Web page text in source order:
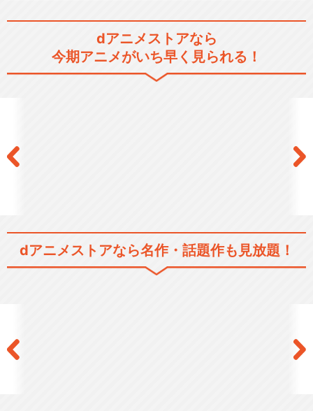
アクション/バトル
シリーズ／関連のアニメ作品
dアニメストアなら
今期アニメがいち早く見られる！
dアニメストアなら名作・話題作も見放題！